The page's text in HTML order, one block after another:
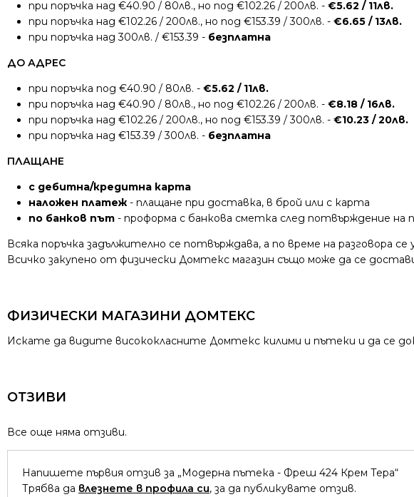
при поръчка над €40.90 / 80лв., но под €102.26 / 200лв. - €5.62 / 11лв.
при поръчка над €102.26 / 200лв., но под €153.39 / 300лв. - €6.65 / 13лв.
при поръчка над 300лв. / €153.39 - безплатна
ДО АДРЕС
при поръчка под €40.90 / 80лв. - €5.62 / 11лв.
при поръчка над €40.90 / 80лв., но под €102.26 / 200лв. - €8.18 / 16лв.
при поръчка над €102.26 / 200лв., но под €153.39 / 300лв. - €10.23 / 20лв.
при поръчка над €153.39 / 300лв. - безплатна
ПЛАЩАНЕ
с дебитна/кредитна карта
наложен платеж - плащане при доставка, в брой или с карта
по банков път - проформа с банкова сметка след потвърждение на
Всяка поръчка задължително се потвърждава, а по време на разговора
Всичко закупено от физически Домтекс магазин също може да се
ФИЗИЧЕСКИ МАГАЗИНИ ДОМТЕКС
Искате да видите висококласните Домтекс килими и пътеки и да се
ОТЗИВИ
Все още няма отзиви.
Напишете първия отзив за „Модерна пътека - Фреш 424 Крем Тера“
Трябва да влезнете в профила си, за да публикувате отзив.